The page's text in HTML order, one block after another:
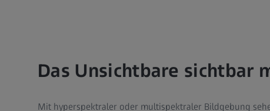
Das Unsichtbare sichtbar
Mit hyperspektraler oder multispektraler Bildgebung